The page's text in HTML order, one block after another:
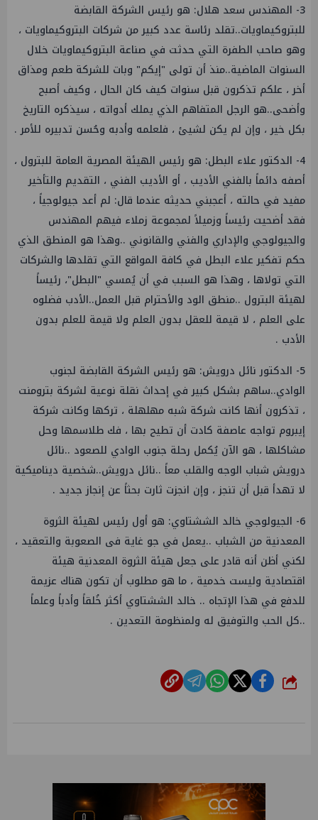
3- المهندس سعد هلال: هو رئيس الشركة القابضة
للبتروكيماويات..تقلد رئاسة عدد كبير من شركات البتروكيماويات ،
وهو صاحب الطفرة التي حدثت في صناعة البتروكيماويات خلال
السنوات الماضية..منذ أن تولى "إيكم" وبات للشركة طعم ومذاق
أخر ، علكم تذكرون قبل سنوات كيف كان الحال ، وكيف أصبح
وأضحى..هو الرجل المتفاهم الذي يملك أدواته ، سيذكره التاريخ
بكل خير ، وإن لم يكن لشيئ ، فلعلمه وأدبه وحُسن تدبيره للأمر .
4- الدكتور علاء البطل: هو رئيس الهيئة المصرية العامة للبترول ،
أصفه دائماً بالفني الأديب ، أو الأديب الفني ، التقديم والتأخير
مفيد في حالته ، أعجبني حديثه عندما قال: لم أعد جيولوجياً ،
فقد أضحيت رئيساً وزميلاً لمجموعة زملاء فيهم المهندس
والجيولوجي والإداري والفني والقانوني ..وهذا هو المنطق الذي
حكم تفكير علاء البطل في كافة المواقع التي تقلدها والشركات
التي تولاها ، وهذا هو السبب في أن يُمسي "البطل"، رئيساً
لهيئة البترول ..منطق الود والأحترام قبل العمل..الأدب فضلوه
على العلم ، لا قيمة للعقل بدون العلم ولا قيمة للعلم بدون
الأدب .
5- الدكتور نائل درويش: هو رئيس الشركة القابضة لجنوب
الوادي..ساهم بشكل كبير في إحداث نقلة نوعية لشركة بترومنت
، تذكرون أنها كانت شركة شبه مهلهلة ، تركها وكانت شركة
إيبروم تواجه عاصفة كادت أن تطيح بها ، فك طلاسمها وحل
مشاكلها ، هو الآن يُكمل رحلة جنوب الوادي للصعود ..نائل
درويش شباب الوجه والقلب معاً ..نائل درويش..شخصية ديناميكية
لا تهدأ قبل أن تنجز ، وإن انجزت ثارت بحثاً عن إنجاز جديد .
6- الجيولوجي خالد الششتاوي: هو أول رئيس لهيئة الثروة
المعدنية من الشباب ..يعمل في جو غاية فى الصعوبة والتعقيد ،
لكني أظن أنه قادر على جعل هيئة الثروة المعدنية هيئة
اقتصادية وليست خدمية ، ما هو مطلوب أن تكون هناك عزيمة
للدفع في هذا الإتجاه .. خالد الششتاوي أكثر خُلقاً وأدباً وعلماً
..كل الحب والتوفيق له ولمنظومة التعدين .
شارك